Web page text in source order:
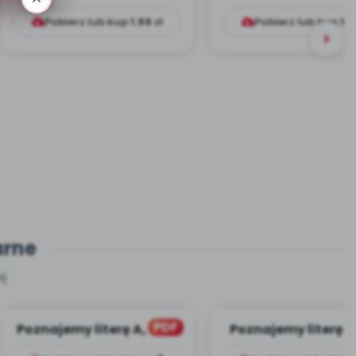
Pobierz lub kup1.99zł Pobierz lub kup
PDF
Poznajemy literę A, CZ. 1
Poznajemy literę E,